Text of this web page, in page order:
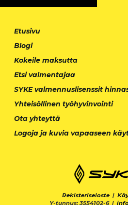
Etusivu
Blogi
Kokeile maksutta
Etsi valmentajaa
SYKE valmennuslisenssit
Yhteisöllinen työhyvinvointi
Ota yhteyttä
Logoja ja kuvia vapaaseen
Rekisteriseloste |
Y-tunnus: 3554102-6 |